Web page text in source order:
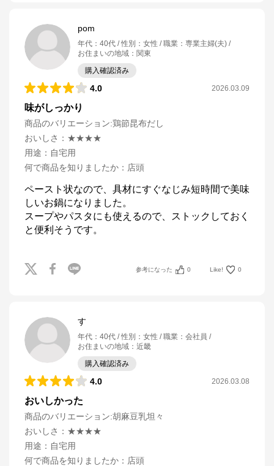
pom
年代 ： 40代 性別 ： 女性 職業 ： 専業主婦(夫)
お住まいの地域 ： 関東
購入確認済み
4.0 2026.03.09
味がしっかり
商品のバリエーション:鶏節昆布だし
おいしさ ： ★★★★
用途 ： 自宅用
何で商品を知りましたか ： 店頭
ペースト状なので、具材にすぐなじみ短時間で美味
しいお鍋になりました。
スープやパスタにも使えるので、ストックしておく
と便利そうです。
参考になった 0 Like! 0
す
年代 ： 40代 性別 ： 女性 職業 ： 会社員
お住まいの地域 ： 近畿
購入確認済み
4.0 2026.03.08
おいしかった
商品のバリエーション:胡麻豆乳坦々
おいしさ ： ★★★★
用途 ： 自宅用
何で商品を知りましたか ： 店頭